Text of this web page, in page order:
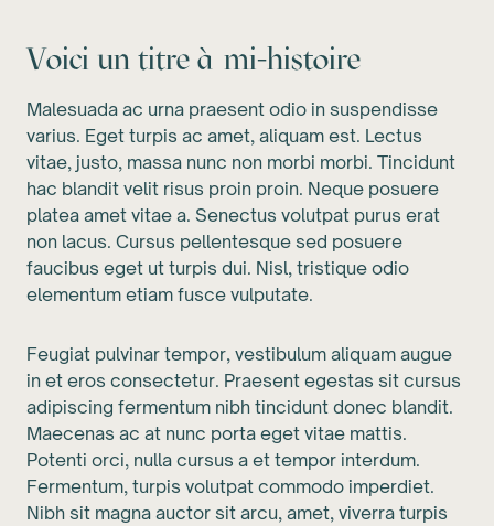
Voici un titre à mi-histoire
Malesuada ac urna praesent odio in suspendisse
varius. Eget turpis ac amet, aliquam est. Lectus
vitae, justo, massa nunc non morbi morbi. Tincidunt
hac blandit velit risus proin proin. Neque posuere
platea amet vitae a. Senectus volutpat purus erat
non lacus. Cursus pellentesque sed posuere
faucibus eget ut turpis dui. Nisl, tristique odio
elementum etiam fusce vulputate.
Feugiat pulvinar tempor, vestibulum aliquam augue
in et eros consectetur. Praesent egestas sit cursus
adipiscing fermentum nibh tincidunt donec blandit.
Maecenas ac at nunc porta eget vitae mattis.
Potenti orci, nulla cursus a et tempor interdum.
Fermentum, turpis volutpat commodo imperdiet.
Nibh sit magna auctor sit arcu, amet, viverra turpis